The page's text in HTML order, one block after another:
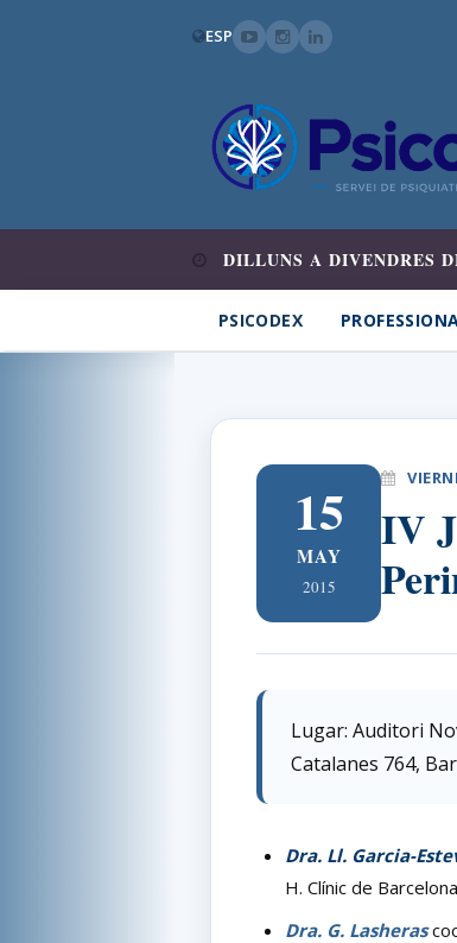
ESP
DILLUNS A DIVENDRES
PSICODEX
15
MAY
2015
IV
Lugar: Auditori
Catalanes 764,
Dra. Ll. Garcia-
H. Clínic de Barcelona
Dra. G. Lasheras